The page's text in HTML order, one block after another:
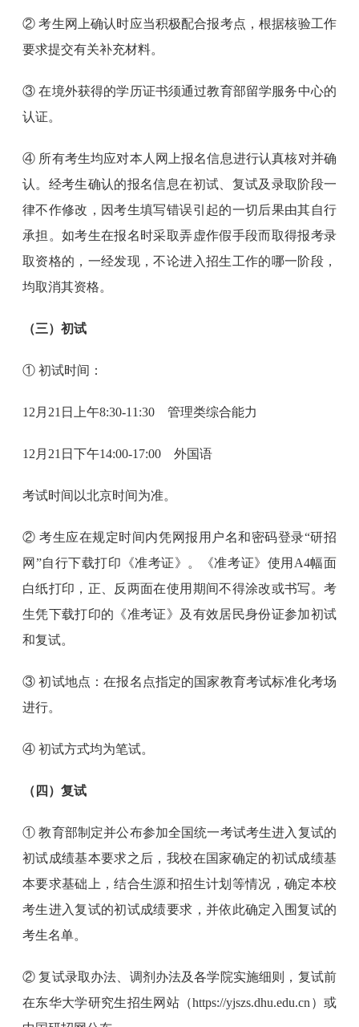
② 考生网上确认时应当积极配合报考点，根据核验工作
要求提交有关补充材料。
③ 在境外获得的学历证书须通过教育部留学服务中心的
认证。
④ 所有考生均应对本人网上报名信息进行认真核对并确
认。经考生确认的报名信息在初试、复试及录取阶段一
律不作修改，因考生填写错误引起的一切后果由其自行
承担。如考生在报名时采取弄虚作假手段而取得报考录
取资格的，一经发现，不论进入招生工作的哪一阶段，
均取消其资格。
（三）初试
① 初试时间：
12月21日上午8:30-11:30 管理类综合能力
12月21日下午14:00-17:00 外国语
考试时间以北京时间为准。
② 考生应在规定时间内凭网报用户名和密码登录“研招
网”自行下载打印《准考证》。《准考证》使用A4幅面
白纸打印，正、反两面在使用期间不得涂改或书写。考
生凭下载打印的《准考证》及有效居民身份证参加初试
和复试。
③ 初试地点：在报名点指定的国家教育考试标准化考场
进行。
④ 初试方式均为笔试。
（四）复试
① 教育部制定并公布参加全国统一考试考生进入复试的
初试成绩基本要求之后，我校在国家确定的初试成绩基
本要求基础上，结合生源和招生计划等情况，确定本校
考生进入复试的初试成绩要求，并依此确定入围复试的
考生名单。
② 复试录取办法、调剂办法及各学院实施细则，复试前
在东华大学研究生招生网站（https://yjszs.dhu.edu.cn）或